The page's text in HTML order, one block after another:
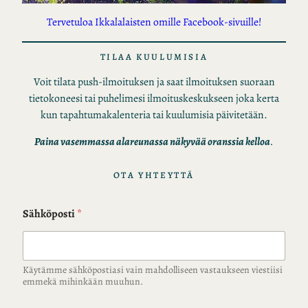
Tervetuloa Ikkalalaisten omille Facebook-sivuille!
TILAA KUULUMISIA
Voit tilata push-ilmoituksen ja saat ilmoituksen suoraan
tietokoneesi tai puhelimesi ilmoituskeskukseen joka kerta
kun tapahtumakalenteria tai kuulumisia päivitetään.
Paina vasemmassa alareunassa näkyvää oranssia kelloa.
OTA YHTEYTTÄ
Sähköposti*
Käytämme sähköpostiasi vain mahdolliseen vastaukseen viestiisi
emmekä mihinkään muuhun.